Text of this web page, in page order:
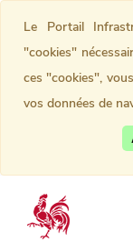
Le Portail
"cookies"
ces "cookies",
vos données de